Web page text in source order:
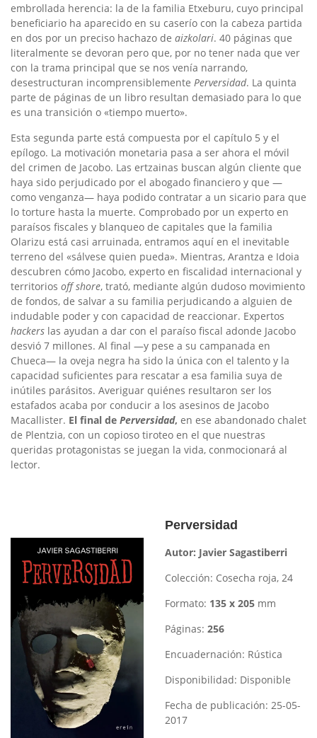
embrollada herencia: la de la familia Etxeburu, cuyo principal
beneficiario ha aparecido en su caserío con la cabeza partida
en dos por un preciso hachazo de aizkolari. 40 páginas que
literalmente se devoran pero que, por no tener nada que ver
con la trama principal que se nos venía narrando,
desestructuran incomprensiblemente Perversidad. La quinta
parte de páginas de un libro resultan demasiado para lo que
es una transición o «tiempo muerto».
Esta segunda parte está compuesta por el capítulo 5 y el
epílogo. La motivación monetaria pasa a ser ahora el móvil
del crimen de Jacobo. Las ertzainas buscan algún cliente que
haya sido perjudicado por el abogado financiero y que —
como venganza— haya podido contratar a un sicario para que
lo torture hasta la muerte. Comprobado por un experto en
paraísos fiscales y blanqueo de capitales que la familia
Olarizu está casi arruinada, entramos aquí en el inevitable
terreno del «sálvese quien pueda». Mientras, Arantza e Idoia
descubren cómo Jacobo, experto en fiscalidad internacional y
territorios off shore, trató, mediante algún dudoso movimiento
de fondos, de salvar a su familia perjudicando a alguien de
indudable poder y con capacidad de reaccionar. Expertos
hackers las ayudan a dar con el paraíso fiscal adonde Jacobo
desvió 7 millones. Al final —y pese a su campanada en
Chueca— la oveja negra ha sido la única con el talento y la
capacidad suficientes para rescatar a esa familia suya de
inútiles parásitos. Averiguar quiénes resultaron ser los
estafados acaba por conducir a los asesinos de Jacobo
Macallister. El final de Perversidad, en ese abandonado chalet
de Plentzia, con un copioso tiroteo en el que nuestras
queridas protagonistas se juegan la vida, conmocionará al
lector.
Perversidad
Autor: Javier Sagastiberri
Colección: Cosecha roja, 24
Formato: 135 x 205 mm
Páginas: 256
Encuadernación: Rústica
Disponibilidad: Disponible
Fecha de publicación: 25-05-
2017